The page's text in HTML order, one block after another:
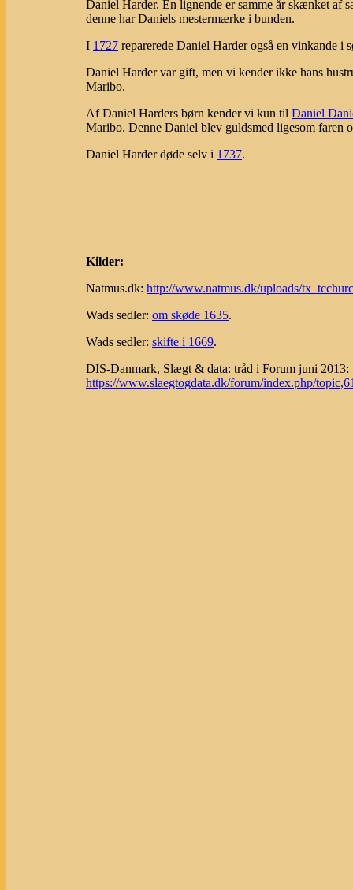
Daniel Harder. En lignende er samme år skænket af
denne har Daniels mestermærke i bunden.
I 1727 reparerede Daniel Harder også en vinkande
Daniel Harder var gift, men vi kender ikke hans
Maribo.
Af Daniel Harders børn kender vi kun til Daniel
Maribo. Denne Daniel blev guldsmed ligesom faren
Daniel Harder døde selv i 1737.
Kilder:
Natmus.dk: http://www.natmus.dk/uploads/
Wads sedler: om skøde 1635.
Wads sedler: skifte i 1669.
DIS-Danmark, Slægt & data: tråd i Forum juni 2013:
https://www.slaegtogdata.dk/forum/index.php/